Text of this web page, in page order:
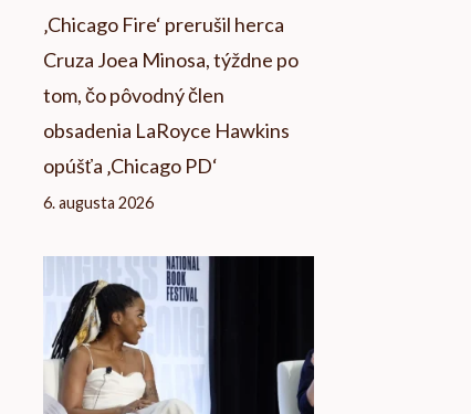
‚Chicago Fire‘ prerušil herca
Cruza Joea Minosa, týždne po
tom, čo pôvodný člen
obsadenia LaRoyce Hawkins
opúšťa ‚Chicago PD‘
6. augusta 2026